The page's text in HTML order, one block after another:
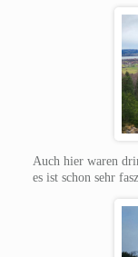
Auch hier waren
es ist schon sehr